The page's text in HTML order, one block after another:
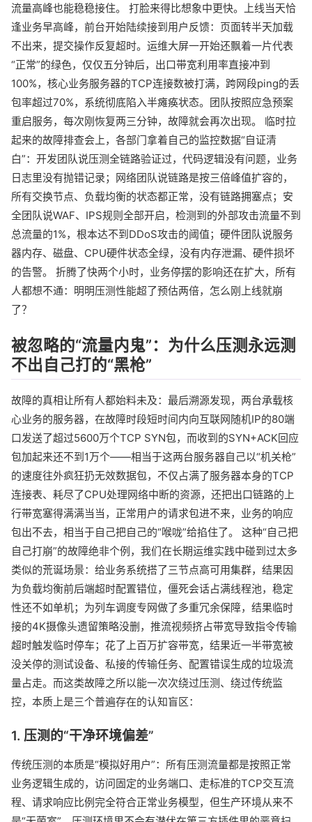
流量高峰也能稳稳接住。 打脸来得比想象中更快。上线当天恰
逢业务早高峰，前台开始陆续接到用户反馈：页面转半天加载
不出来，提交操作反复超时。运维大屏一开始还飘着一片代表
“正常”的绿色，仅仅五分钟后，出口带宽利用率直接冲到
100%，核心业务服务器的TCP连接数被打满，跨网段ping的丢
包率超过70%，系统彻底陷入半瘫痪状态。团队按照应急预案
重启服务，每次刚恢复两三分钟，故障就会再次出现。 临时拉
起来的故障排查会上，各部门拿着自己的监控数据“自证清
白”：开发团队说压测全链路验证过，代码逻辑没有问题，业务
日志里没有抛错记录；网络团队说链路是按三倍峰值扩容的，
所有交换节点、负载均衡的状态都正常，没有链路拥塞点；安
全团队说WAF、IPS规则全部开启，检测到的外部攻击流量不到
总流量的1%，根本达不到DDoS攻击的阈值；硬件团队说服务
器内存、磁盘、CPU硬件状态全绿，没有内存泄漏、硬件损坏
的告警。 折腾了快两个小时，业务停摆的影响还在扩大，所有
人都想不通：明明压测性能超了预估两倍，怎么刚上线就崩
了？
被忽略的“流量内鬼”：为什么压测永远测
不出自己打的“黑枪”
故障的真相让所有人都始料未及：最后溯源发现，两台承载核
心业务的服务器，在故障时段短时间内向互联网随机IP的80端
口发送了超过5600万个TCP SYN包，而收到的SYN+ACK回应
包加起来还不到1万个——相当于这两台服务器自己以“机关枪”
的速度往外疯狂扔无效数据包，不仅占满了服务器本身的TCP
连接表、耗尽了CPU处理网络中断的资源，还把出口链路的上
行带宽塞得满满当当，正常用户的请求包进不来，业务的响应
包出不去，相当于自己把自己的“喉咙”给掐住了。 这种“自己把
自己打崩”的故障绝非个例，我们在长期运维实践中碰到过太多
类似的荒诞场景：给业务系统搭了三节点高可用集群，结果因
为负载均衡前后端超时配置错位，僵死会话占满线程池，稳定
性还不如单机；为列车调度专网做了多重冗余保障，结果临时
接的4K摄像头遗留策略没删，推流视频挤占带宽导致指令传输
超时触发临时停车；花了上百万扩容带宽，结果近一半带宽被
没关停的测试设备、私接的传输任务、配置错误生成的垃圾流
量占走。而这类故障之所以能一次次绕过压测、绕过传统监
控，本质上是三个普遍存在的认知盲区：
1. 压测的“干净环境偏差”
传统压测的本质是“模拟好用户”：所有压测流量都是按照正常
业务逻辑生成的，访问固定的业务端口、走标准的TCP交互流
程、请求响应比例完全符合正常业务模型，但生产环境从来不